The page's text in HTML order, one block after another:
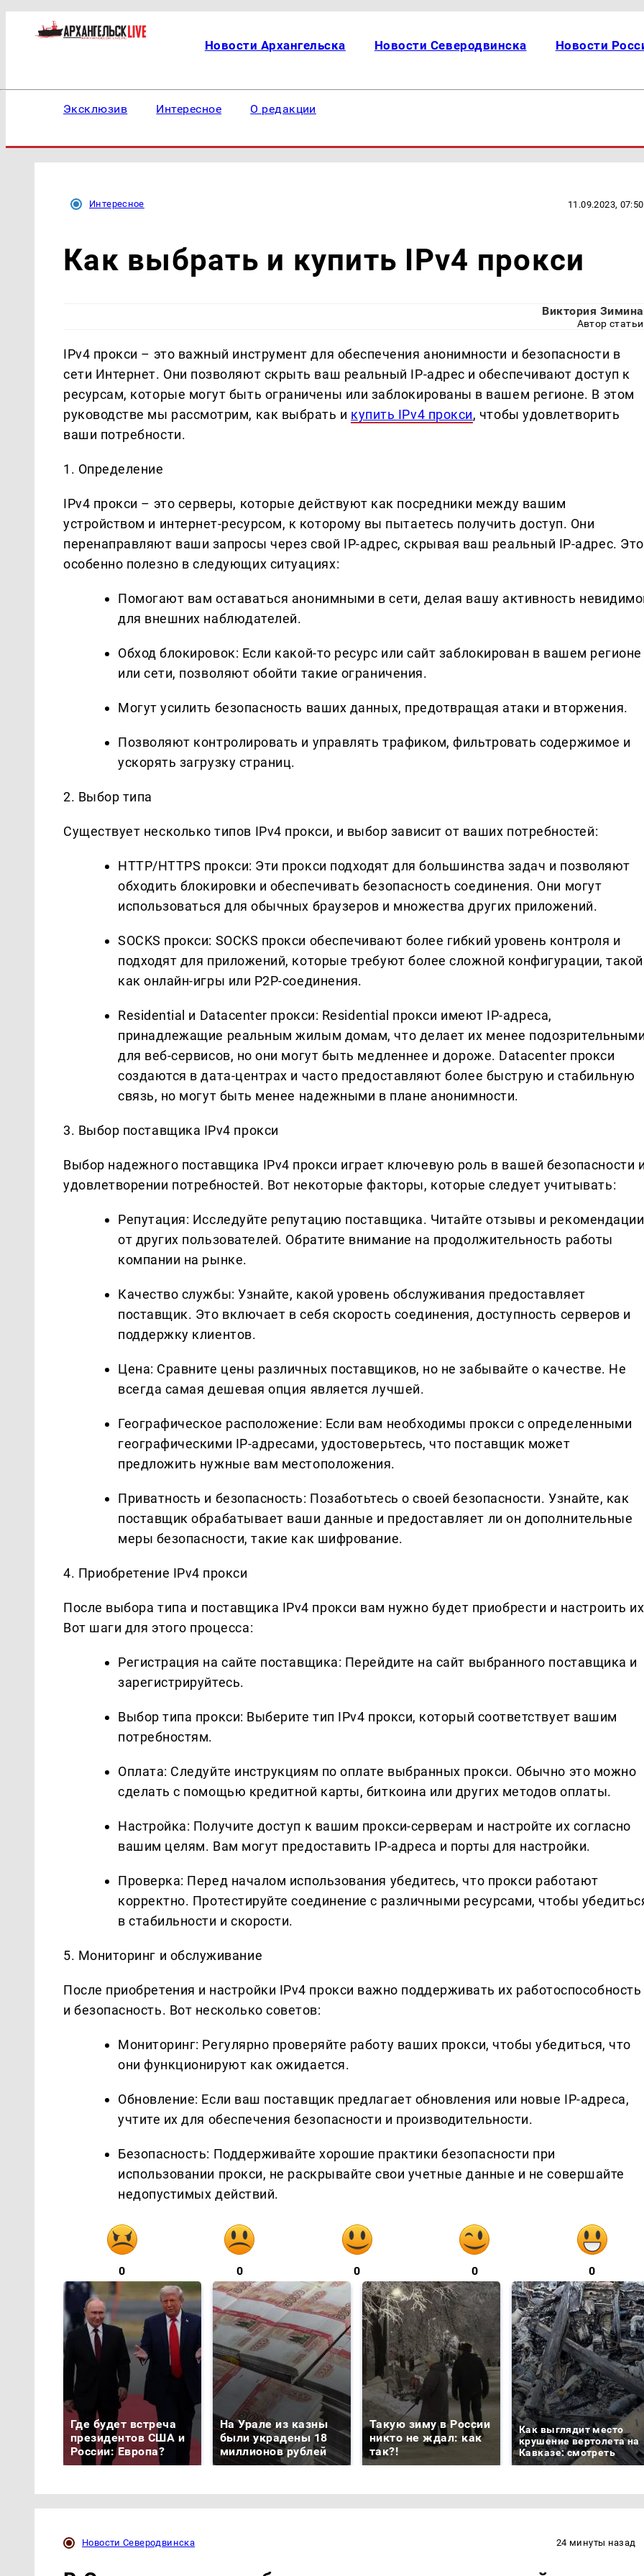
Новости Архангельска Новости Северодвинска Новости
Эксклюзив Интересное О редакции
Интересное 11.09.2023, 07:50
Как выбрать и купить IPv4 прокси
Виктория Зимина
Автор статьи
IPv4 прокси – это важный инструмент для обеспечения анонимности и безопасности в
сети Интернет. Они позволяют скрыть ваш реальный IP-адрес и обеспечивают доступ к
ресурсам, которые могут быть ограничены или заблокированы в вашем регионе. В этом
руководстве мы рассмотрим, как выбрать и купить IPv4 прокси, чтобы удовлетворить
ваши потребности.
1. Определение
IPv4 прокси – это серверы, которые действуют как посредники между вашим
устройством и интернет-ресурсом, к которому вы пытаетесь получить доступ. Они
перенаправляют ваши запросы через свой IP-адрес, скрывая ваш реальный IP-адрес. Это
особенно полезно в следующих ситуациях:
Помогают вам оставаться анонимными в сети, делая вашу активность
для внешних наблюдателей.
Обход блокировок: Если какой-то ресурс или сайт заблокирован в вашем регионе
или сети, позволяют обойти такие ограничения.
Могут усилить безопасность ваших данных, предотвращая атаки и вторжения.
Позволяют контролировать и управлять трафиком, фильтровать содержимое и
ускорять загрузку страниц.
2. Выбор типа
Существует несколько типов IPv4 прокси, и выбор зависит от ваших потребностей:
HTTP/HTTPS прокси: Эти прокси подходят для большинства задач и позволяют
обходить блокировки и обеспечивать безопасность соединения. Они могут
использоваться для обычных браузеров и множества других приложений.
SOCKS прокси: SOCKS прокси обеспечивают более гибкий уровень контроля и
подходят для приложений, которые требуют более сложной конфигурации, такой
как онлайн-игры или P2P-соединения.
Residential и Datacenter прокси: Residential прокси имеют IP-адреса,
принадлежащие реальным жилым домам, что делает их менее
для веб-сервисов, но они могут быть медленнее и дороже. Datacenter прокси
создаются в дата-центрах и часто предоставляют более быструю и стабильную
связь, но могут быть менее надежными в плане анонимности.
3. Выбор поставщика IPv4 прокси
Выбор надежного поставщика IPv4 прокси играет ключевую роль в вашей безопасности
удовлетворении потребностей. Вот некоторые факторы, которые следует учитывать:
Репутация: Исследуйте репутацию поставщика. Читайте отзывы и рекомендации
от других пользователей. Обратите внимание на продолжительность работы
компании на рынке.
Качество службы: Узнайте, какой уровень обслуживания предоставляет
поставщик. Это включает в себя скорость соединения, доступность серверов и
поддержку клиентов.
Цена: Сравните цены различных поставщиков, но не забывайте о качестве. Не
всегда самая дешевая опция является лучшей.
Географическое расположение: Если вам необходимы прокси с определенными
географическими IP-адресами, удостоверьтесь, что поставщик может
предложить нужные вам местоположения.
Приватность и безопасность: Позаботьтесь о своей безопасности. Узнайте, как
поставщик обрабатывает ваши данные и предоставляет ли он дополнительные
меры безопасности, такие как шифрование.
4. Приобретение IPv4 прокси
После выбора типа и поставщика IPv4 прокси вам нужно будет приобрести и настроить
Вот шаги для этого процесса:
Регистрация на сайте поставщика: Перейдите на сайт выбранного поставщика и
зарегистрируйтесь.
Выбор типа прокси: Выберите тип IPv4 прокси, который соответствует вашим
потребностям.
Оплата: Следуйте инструкциям по оплате выбранных прокси. Обычно это можно
сделать с помощью кредитной карты, биткоина или других методов оплаты.
Настройка: Получите доступ к вашим прокси-серверам и настройте их согласно
вашим целям. Вам могут предоставить IP-адреса и порты для настройки.
Проверка: Перед началом использования убедитесь, что прокси работают
корректно. Протестируйте соединение с различными ресурсами, чтобы
в стабильности и скорости.
5. Мониторинг и обслуживание
После приобретения и настройки IPv4 прокси важно поддерживать их работоспособность
и безопасность. Вот несколько советов:
Мониторинг: Регулярно проверяйте работу ваших прокси, чтобы убедиться, что
они функционируют как ожидается.
Обновление: Если ваш поставщик предлагает обновления или новые IP-адреса,
учтите их для обеспечения безопасности и производительности.
Безопасность: Поддерживайте хорошие практики безопасности при
использовании прокси, не раскрывайте свои учетные данные и не совершайте
недопустимых действий.
0 0 0 0 0
Где будет встреча
президентов США и
России: Европа?
На Урале из казны
были украдены 18
миллионов рублей
Такую зиму в России
никто не ждал: как
так?!
Как выглядит место
крушение вертолета на
Кавказе: смотреть
Новости Северодвинска 24 минуты назад